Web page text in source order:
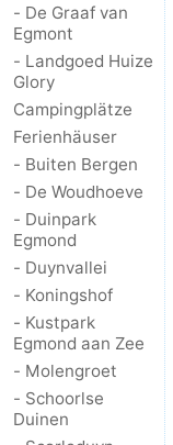
Adressen
Region
Nordholland
-
Natur
Schoorlse
Duinen
-
Bergen
-
Alkmaar
Egmond
aan
-
Noordhollands
- De Graaf van
Egmont
- Landgoed Huize
Glory
Campingplätze
Ferienhäuser
- Buiten Bergen
- De Woudhoeve
- Duinpark
Egmond
- Duynvallei
- Koningshof
- Kustpark
Egmond aan Zee
- Molengroet
- Schoorlse
Duinen